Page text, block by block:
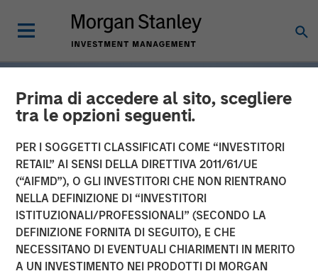
Prima di accedere al sito, scegliere
tra le opzioni seguenti.
PER I SOGGETTI CLASSIFICATI COME “INVESTITORI
RETAIL” AI SENSI DELLA DIRETTIVA 2011/61/UE
(“AIFMD”), O GLI INVESTITORI CHE NON RIENTRANO
NELLA DEFINIZIONE DI “INVESTITORI
ISTITUZIONALI/PROFESSIONALI” (SECONDO LA
DEFINIZIONE FORNITA DI SEGUITO), E CHE
NECESSITANO DI EVENTUALI CHIARIMENTI IN MERITO
A UN INVESTIMENTO NEI PRODOTTI DI MORGAN
INSIGHTS